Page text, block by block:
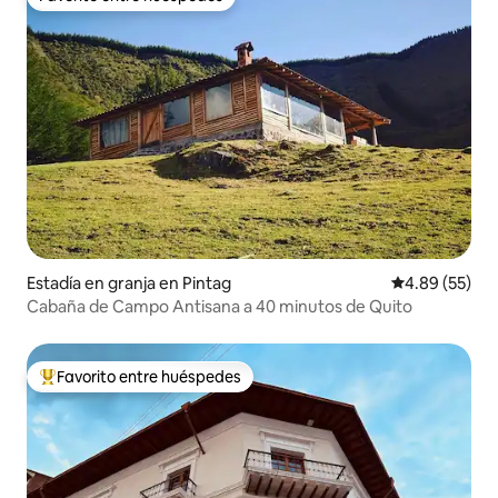
Favorito entre huéspedes
Estadía en granja en Pintag Calificación
4.89 (55)
Cabaña de Campo Antisana a 40 minutos de Quito
Favorito entre huéspedes preferido
Favorito entre huéspedes